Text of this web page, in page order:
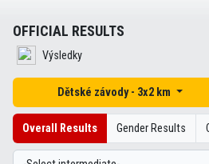
OFFICIAL RESULTS
Výsledky
Dětské závody - 3x2 km
Overall Results Gender Results